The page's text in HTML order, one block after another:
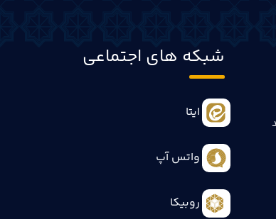
شبکه های اجتماعی
ایتا
واتس آپ
روبیکا